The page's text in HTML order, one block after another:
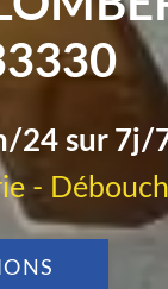
24 sur 7j/
-